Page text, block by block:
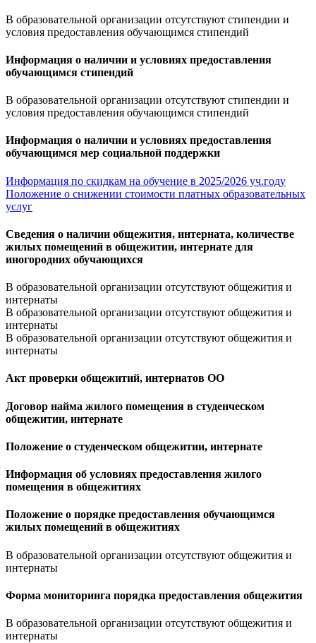
В образовательной организации отсутствуют стипендии и
условия предоставления обучающимся стипендий
Информация о наличии и условиях предоставления
обучающимся стипендий
В образовательной организации отсутствуют стипендии и
условия предоставления обучающимся стипендий
Информация о наличии и условиях предоставления
обучающимся мер социальной поддержки
Информация по скидкам на обучение в 2025/2026 уч.году
Положение о снижении стоимости платных образовательных
услуг
Сведения о наличии общежития, интерната, количестве
жилых помещений в общежитии, интернате для
иногородних обучающихся
В образовательной организации отсутствуют общежития и
интернаты
В образовательной организации отсутствуют общежития и
интернаты
В образовательной организации отсутствуют общежития и
интернаты
Акт проверки общежитий, интернатов ОО
Договор найма жилого помещения в студенческом
общежитии, интернате
Положение о студенческом общежитии, интернате
Информация об условиях предоставления жилого
помещения в общежитиях
Положение о порядке предоставления обучающимся
жилых помещений в общежитиях
В образовательной организации отсутствуют общежития и
интернаты
Форма мониторинга порядка предоставления общежития
В образовательной организации отсутствуют общежития и
интернаты